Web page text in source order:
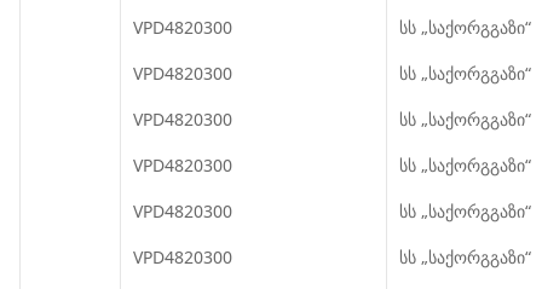
VPD4820300
სს „საქორგგაზი“
VPD4820300
სს „საქორგგაზი“
VPD4820300
სს „საქორგგაზი“
VPD4820300
სს „საქორგგაზი“
VPD4820300
სს „საქორგგაზი“
VPD4820300
სს „საქორგგაზი“